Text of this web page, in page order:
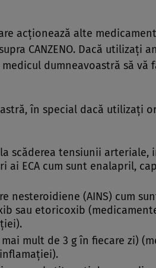
acţionează alte
CANZENO. Dacă utilizaţi
dumneavoastră să vă
în special dacă utilizaţi
scăderea tensiunii arteriale,
ai ECA cum sunt enalapril,
nesteroidiene (AINS) cum
sau etoricoxib
mult de 3 g în fiecare zi)